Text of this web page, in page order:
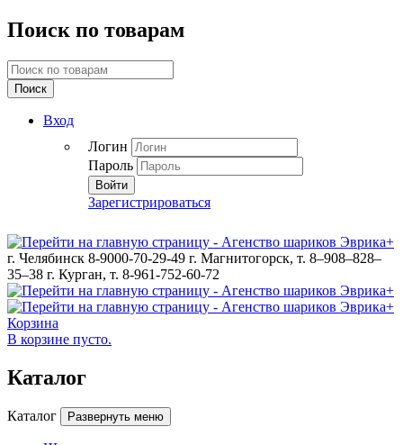
Поиск по товарам
Поиск
Вход
Логин
Пароль
Войти
Зарегистрироваться
г. Челябинск 8-9000-70-29-49 г. Магнитогорск, т. 8–908–828–
35–38 г. Курган, т. 8-961-752-60-72
Корзина
В корзине пусто.
Каталог
Каталог Развернуть меню